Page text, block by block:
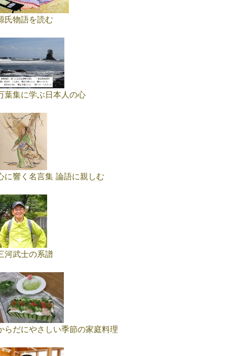
氏物語を読む
葉集に学ぶ日本人の心
に響く名言集 論語に親しむ
河武士の系譜
らだにやさしい季節の家庭料理